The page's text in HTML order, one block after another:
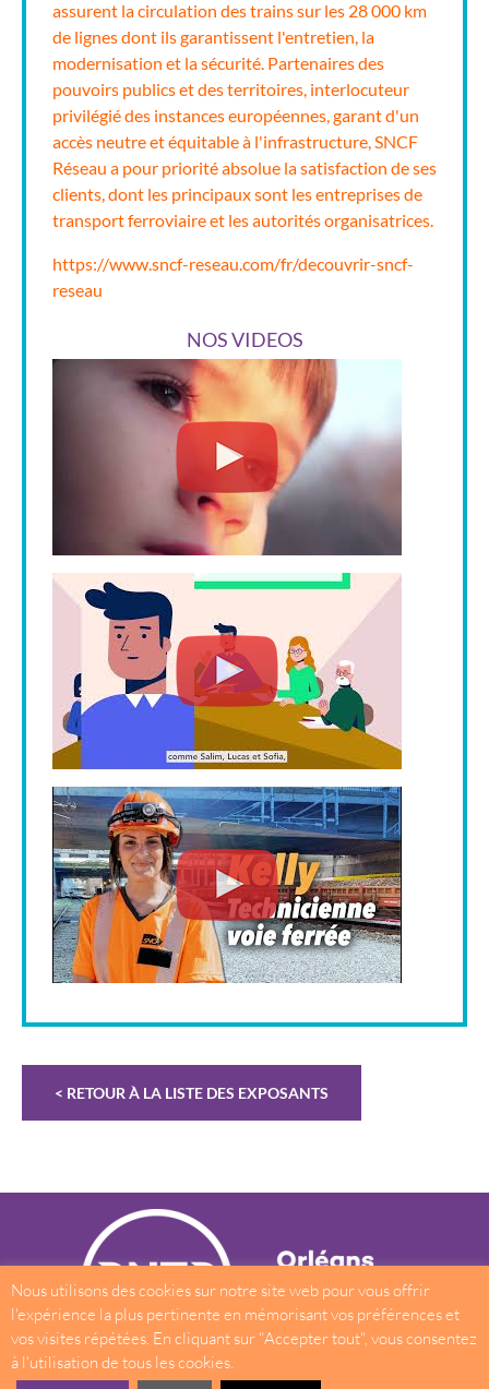
assurent la circulation des trains sur les 28 000 km
de lignes dont ils garantissent l'entretien, la
modernisation et la sécurité. Partenaires des
pouvoirs publics et des territoires, interlocuteur
privilégié des instances européennes, garant d'un
accès neutre et équitable à l'infrastructure, SNCF
Réseau a pour priorité absolue la satisfaction de ses
clients, dont les principaux sont les entreprises de
transport ferroviaire et les autorités organisatrices.
https://www.sncf-reseau.com/fr/decouvrir-sncf-
reseau
NOS VIDEOS
< RETOUR À LA LISTE DES EXPOSANTS
38 rue des Bourdonnais
Nous utilisons des cookies sur notre site web pour vous offrir
l'expérience la plus pertinente en mémorisant vos préférences et
vos visites répétées. En cliquant sur "Accepter tout", vous consentez
à l'utilisation de tous les cookies.